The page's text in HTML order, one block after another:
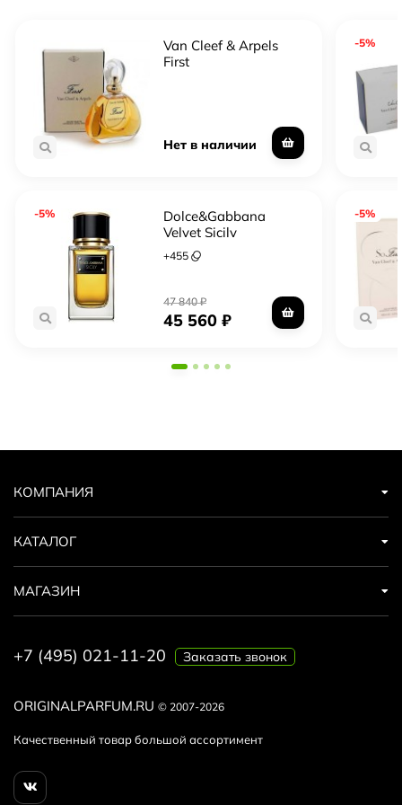
Van Cleef & Arpels
First
Нет в наличии
-5%
Dolce&Gabbana
Velvet Sicily
+455
47 840₽
45 560₽
-5%
-5%
ORIGINALPARFUM.RU © 2007-2026
Качественный товар большой ассортимент
КОМПАНИЯ
КАТАЛОГ
МАГАЗИН
+7 (495) 021-11-20 Заказать звонок